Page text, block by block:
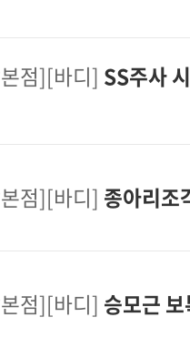
점][바디] SS주사
점][바디] 종아리조
점][바디] 승모근